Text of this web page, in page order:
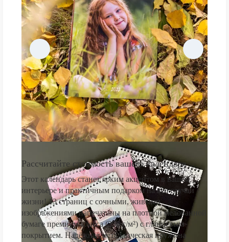
Рассчитайте стоимость вашего календаря
Этот календарь станет ярким акцентом в вашем
интерьере и практичным подарком на все случаи
жизни! 13 страниц с сочными, живыми
изображениями напечатаны на плотной мелованной
бумаге премиум-класса (250 г/м²) с глянцевым
покрытием. Надёжная металлическая пружина